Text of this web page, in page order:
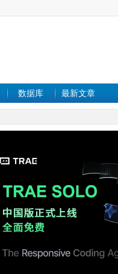
数据库 最新文章